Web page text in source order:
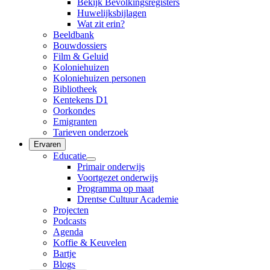
Bekijk Bevolkingsregisters
Huwelijksbijlagen
Wat zit erin?
Beeldbank
Bouwdossiers
Film & Geluid
Koloniehuizen
Koloniehuizen personen
Bibliotheek
Kentekens D1
Oorkondes
Emigranten
Tarieven onderzoek
Ervaren
Educatie
Primair onderwijs
Voortgezet onderwijs
Programma op maat
Drentse Cultuur Academie
Projecten
Podcasts
Agenda
Koffie & Keuvelen
Bartje
Blogs